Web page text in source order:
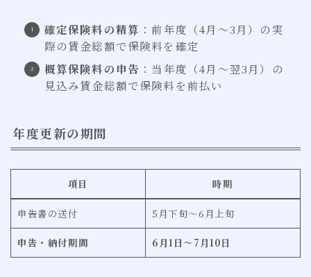
確定保険料の精算 ：前年度（4月〜3月）の実
際の賃金総額で保険料を確定
概算保険料の申告 ：当年度（4月〜翌3月）の
見込み賃金総額で保険料を前払い
年度更新の期間
項目 時期
申告書の送付 5月下旬〜6月上旬
申告・納付期間 6月1日〜7月10日